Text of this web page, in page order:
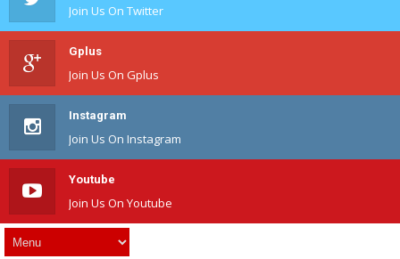
Join Us On Twitter
Gplus
Join Us On Gplus
Instagram
Join Us On Instagram
Youtube
Join Us On Youtube